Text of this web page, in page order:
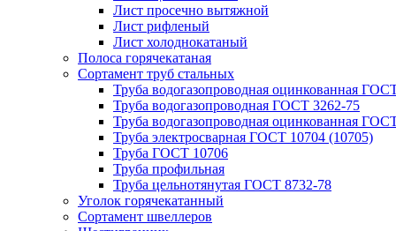
Лист просечно вытяжной
Лист рифленый
Лист холоднокатаный
Полоса горячекатаная
Сортамент труб стальных
Труба водогазопроводная оцинкованная
Труба водогазопроводная ГОСТ 3262-75
Труба водогазопроводная оцинкованная
Труба электросварная ГОСТ 10704 (10705)
Труба ГОСТ 10706
Труба профильная
Труба цельнотянутая ГОСТ 8732-78
Уголок горячекатанный
Сортамент швеллеров